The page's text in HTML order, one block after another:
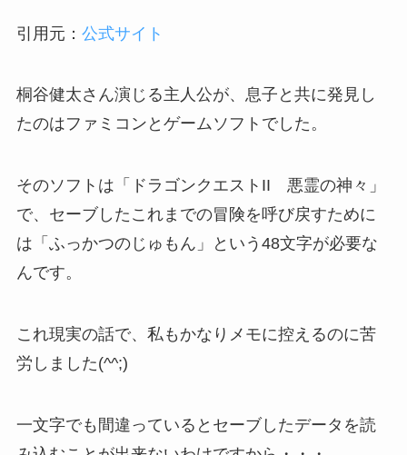
引用元： 公式サイト
桐谷健太さん演じる主人公が、息子と共に発見し
たのはファミコンとゲームソフトでした。
そのソフトは「
ドラゴンクエストII 悪霊の神々」
で、セーブしたこれまでの冒険を呼び戻すために
は「ふっかつのじゅもん」という48文字が必要な
んです。
これ現実の話で、私もかなりメモに控えるのに苦
労しました(^^;)
一文字でも間違っているとセーブしたデータを読